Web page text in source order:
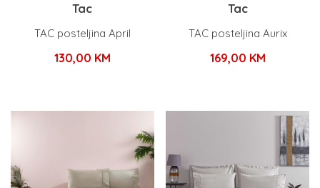
Tac
TAC posteljina April
130,00 KM
Tac
TAC posteljina Aurix
169,00 KM